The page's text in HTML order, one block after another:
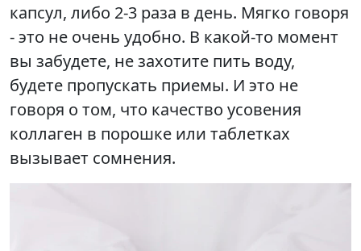
капсул, либо 2-3 раза в день. Мягко говоря
- это не очень удобно. В какой-то момент
вы забудете, не захотите пить воду,
будете пропускать приемы. И это не
говоря о том, что качество усовения
коллаген в порошке или таблетках
вызывает сомнения.